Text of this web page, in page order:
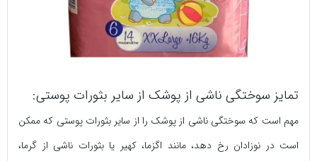
تمایز سوختگی ناشی از پوشک از سایر بثورات پوستی:
مهم است که سوختگی ناشی از پوشک را از سایر بثورات پوستی که ممکن
است در نوزادان رخ دهد، مانند اگزما، کهیر یا بثورات ناشی از گرما،